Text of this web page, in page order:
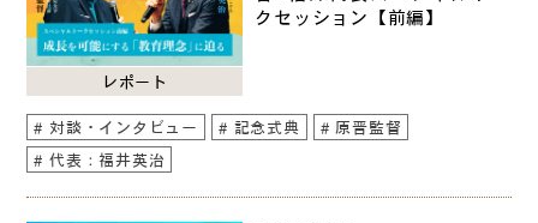
レポート
クセッション【前編】
対談・インタビュー 記念式典
原晋監督
代表：福井英治